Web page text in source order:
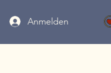
Anmelden